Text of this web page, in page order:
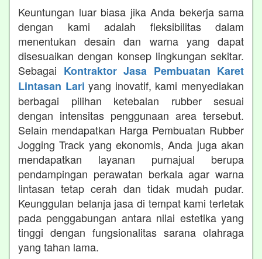
Keuntungan luar biasa jika Anda bekerja sama
dengan kami adalah fleksibilitas dalam
menentukan desain dan warna yang dapat
disesuaikan dengan konsep lingkungan sekitar.
Sebagai Kontraktor Jasa Pembuatan Karet
Lintasan Lari yang inovatif, kami menyediakan
berbagai pilihan ketebalan rubber sesuai
dengan intensitas penggunaan area tersebut.
Selain mendapatkan Harga Pembuatan Rubber
Jogging Track yang ekonomis, Anda juga akan
mendapatkan layanan purnajual berupa
pendampingan perawatan berkala agar warna
lintasan tetap cerah dan tidak mudah pudar.
Keunggulan belanja jasa di tempat kami terletak
pada penggabungan antara nilai estetika yang
tinggi dengan fungsionalitas sarana olahraga
yang tahan lama.